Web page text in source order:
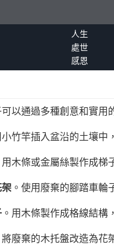
人生
處世
感恩
以通過多種創意和實用
竹竿插入盆沿的土壤中
木條或金屬絲製作成梯
。使用廢棄的腳踏車輪
。用木條製作成格線結構
廢棄的木托盤改造為花